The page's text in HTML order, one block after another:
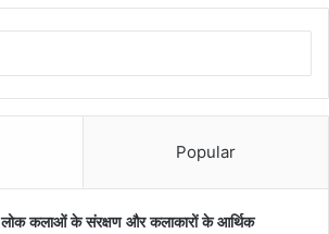
Popular
लोक कलाओं के संरक्षण और कलाकारों के आर्थिक